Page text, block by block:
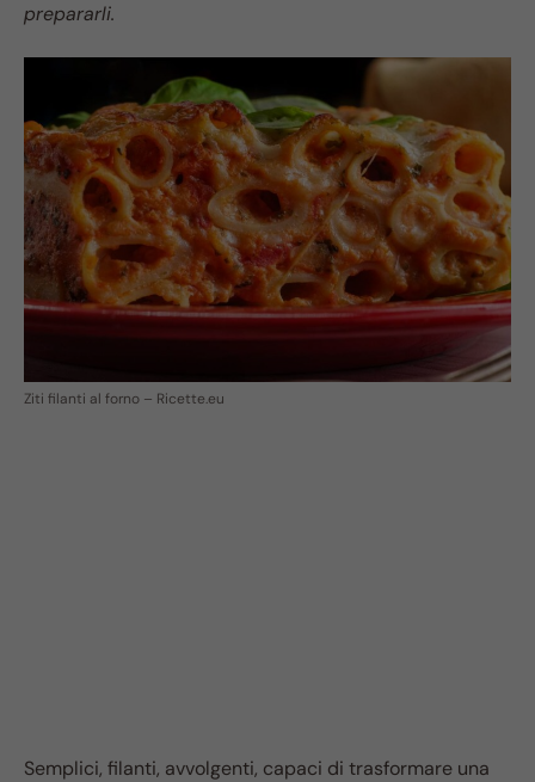
prepararli.
Ziti filanti al forno – Ricette.eu
Semplici, filanti, avvolgenti, capaci di trasformare una